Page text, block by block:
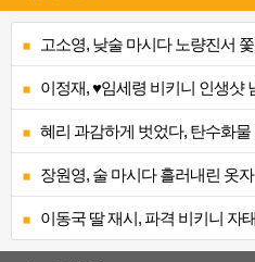
고소영, 낮술 마시다 노량진서
이정재, ♥임세령 비키니 인생
혜리 과감하게 벗었다, 탄수화물
장원영, 술 마시다 흘러내린 옷
이동국 딸 재시, 파격 비키니 자